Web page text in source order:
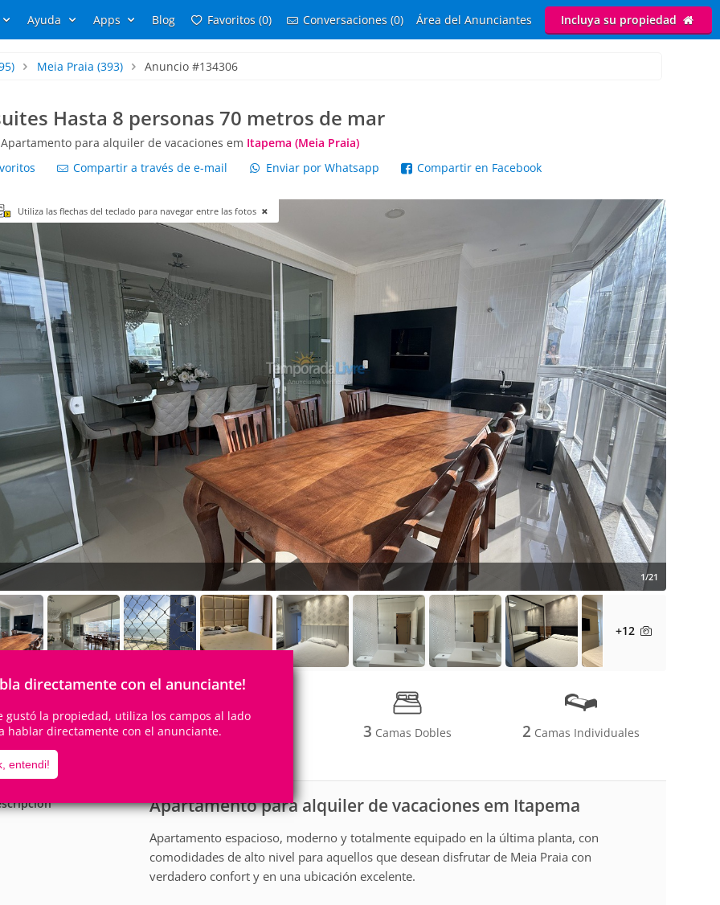
Ayuda Apps Blog Favoritos (0) Conversaciones (0) Área del Anunciantes Incluya su propiedad
Meia Praia (393) Anuncio #134306
Hasta 8 personas 70 metros de mar
Apartamento para alquiler de vacaciones em Itapema (Meia Praia)
Compartir a través de e-mail Enviar por Whatsapp Compartir en Facebook
directamente con el anunciante!
gustó la propiedad, utiliza los campos al lado
hablar directamente con el anunciante.
entendi!
Utiliza las flechas del teclado para navegar entre las fotos
1/21
+12
8Personas 3Cuartos 3 Camas Dobles 2 Camas Individuales
Apartamento para alquiler de vacaciones em Itapema
Apartamento espacioso, moderno y totalmente equipado en la última planta, con
comodidades de alto nivel para aquellos que desean disfrutar de Meia Praia con
verdadero confort y en una ubicación excelente.